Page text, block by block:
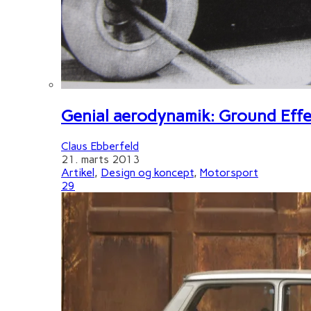
Genial aerodynamik: Ground
Claus Ebberfeld
21. marts 2013
Artikel, Design og koncept, Motorsport
29